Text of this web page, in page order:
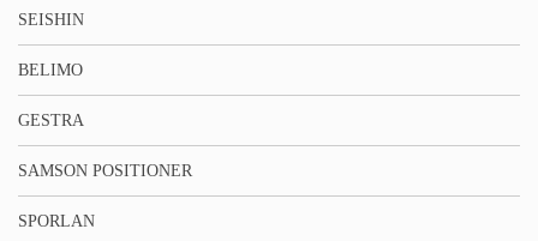
SEISHIN
BELIMO
GESTRA
SAMSON POSITIONER
SPORLAN